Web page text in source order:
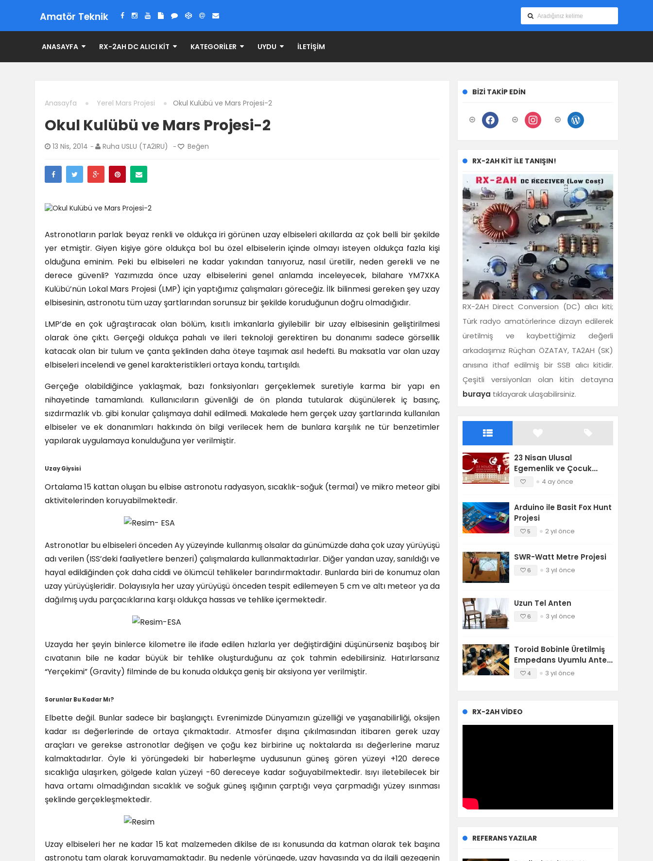
Amatör Teknik
ANASAYFA RX-2AH DC ALICI KIT KATEGORILER UYDU İLETIŞIM
Anasayfa Yerel Mars Projesi Okul Kulübü ve Mars Projesi-2
Okul Kulübü ve Mars Projesi-2
13 Nis, 2014 - Ruha USLU (TA2IRU) - Beğen
Astronotların parlak beyaz renkli ve oldukça iri görünen uzay elbiseleri akıllarda az çok belli bir şekilde
yer etmiştir. Giyen kişiye göre oldukça bol bu özel elbiselerin içinde olmayı isteyen oldukça fazla kişi
olduğuna eminim. Peki bu elbiseleri ne kadar yakından tanıyoruz, nasıl üretilir, neden gerekli ve ne
derece güvenli? Yazımızda önce uzay elbiselerini genel anlamda inceleyecek, bilahare YM7XKA
Kulübü’nün Lokal Mars Projesi (LMP) için yaptığımız çalışmaları göreceğiz. İlk bilinmesi gereken şey uzay
elbisesinin, astronotu tüm uzay şartlarından sorunsuz bir şekilde koruduğunun doğru olmadığıdır.
LMP’de en çok uğraştıracak olan bölüm, kısıtlı imkanlarla giyilebilir bir uzay elbisesinin geliştirilmesi
olarak öne çıktı. Gerçeği oldukça pahalı ve ileri teknoloji gerektiren bu donanımı sadece görsellik
katacak olan bir tulum ve çanta şeklinden daha öteye taşımak asıl hedefti. Bu maksatla var olan uzay
elbiseleri incelendi ve genel karakteristikleri ortaya kondu, tartışıldı.
Gerçeğe olabildiğince yaklaşmak, bazı fonksiyonları gerçeklemek suretiyle karma bir yapı en
nihayetinde tamamlandı. Kullanıcıların güvenliği de ön planda tutularak düşünülerek iç basınç,
sızdırmazlık vb. gibi konular çalışmaya dahil edilmedi. Makalede hem gerçek uzay şartlarında kullanılan
elbiseler ve ek donanımları hakkında ön bilgi verilecek hem de bunlara karşılık ne tür benzetimler
yapılarak uygulamaya konulduğuna yer verilmiştir.
Uzay Giysisi
Ortalama 15 kattan oluşan bu elbise astronotu radyasyon, sıcaklık-soğuk (termal) ve mikro meteor gibi
aktivitelerinden koruyabilmektedir.
Astronotlar bu elbiseleri önceden Ay yüzeyinde kullanmış olsalar da günümüzde daha çok uzay yürüyüşü
adı verilen (ISS’deki faaliyetlere benzeri) çalışmalarda kullanmaktadırlar. Diğer yandan uzay, sanıldığı ve
hayal edildiğinden çok daha ciddi ve ölümcül tehlikeler barındırmaktadır. Bunlarda biri de konumuz olan
uzay yürüyüşleridir. Dolayısıyla her uzay yürüyüşü önceden tespit edilemeyen 5 cm ve altı meteor ya da
dağılmış uydu parçacıklarına karşı oldukça hassas ve tehlike içermektedir.
Uzayda her şeyin binlerce kilometre ile ifade edilen hızlarla yer değiştirdiğini düşünürseniz başıboş bir
cıvatanın bile ne kadar büyük bir tehlike oluşturduğunu az çok tahmin edebilirsiniz. Hatırlarsanız
“Yerçekimi” (Gravity) filminde de bu konuda oldukça geniş bir aksiyona yer verilmiştir.
Sorunlar Bu Kadar Mı?
Elbette değil. Bunlar sadece bir başlangıçtı. Evrenimizde Dünyamızın güzelliği ve yaşanabilirliği, oksijen
kadar ısı değerlerinde de ortaya çıkmaktadır. Atmosfer dışına çıkılmasından itibaren gerek uzay
araçları ve gerekse astronotlar değişen ve çoğu kez birbirine uç noktalarda ısı değerlerine maruz
kalmaktadırlar. Öyle ki yörüngedeki bir haberleşme uydusunun güneş gören yüzeyi +120 derece
sıcaklığa ulaşırken, gölgede kalan yüzeyi -60 dereceye kadar soğuyabilmektedir. Isıyı iletebilecek bir
hava ortamı olmadığından sıcaklık ve soğuk güneş ışığının çarptığı veya çarpmadığı yüzey ısınması
şeklinde gerçekleşmektedir.
Uzay elbiseleri her ne kadar 15 kat malzemeden dikilse de ısı konusunda da katman olarak tek başına
astronotu tam olarak koruyamamaktadır. Bu nedenle yörüngede, uzay havasında ya da ilgili gezegenin
BIZI TAKIP EDIN
facebook instagram wordpress
RX-2AH KIT ILE TANIŞIN!
RX-2AH Direct Conversion (DC) alıcı kiti;
Türk radyo amatörlerince dizayn edilerek
üretilmiş ve kaybettiğimiz değerli
arkadaşımız Rüçhan ÖZATAY, TA2AH (SK)
anısına ithaf edilmiş bir SSB alıcı kitidir.
Çeşitli versiyonları olan kitin detayına
buraya tıklayarak ulaşabilirsiniz.
23 Nisan Ulusal
Egemenlik ve Çocuk
Bayramı4 ay önce
Arduino ile Basit Fox Hunt
Projesi
5 2 yıl önce
SWR-Watt Metre Projesi
6 3 yıl önce
Uzun Tel Anten
6 3 yıl önce
Toroid Bobinle Üretilmiş
Empedans Uyumlu Anten
Tuner Devresi
4 3 yıl önce
RX-2AH VIDEO
REFERANS YAZILAR